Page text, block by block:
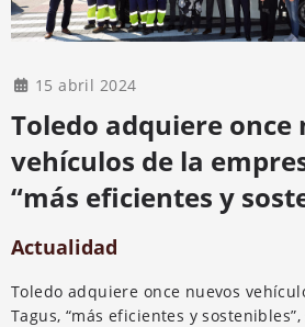
15 abril 2024
Toledo adquiere once
vehículos de la
“más eficientes y
Actualidad
Toledo adquiere once nuevos
Tagus, “más eficientes y